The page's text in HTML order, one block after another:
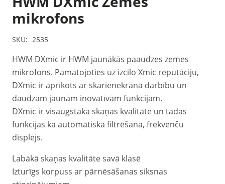
mikrofons
SKU: 2535
HWM DXmic ir HWM jaunākās paaudzes zemes
mikrofons. Pamatojoties uz izcilo Xmic reputāciju,
DXmic ir aprīkots ar skārienekrāna darbību un
daudzām jaunām inovatīvām funkcijām.
DXmic ir visaugstākā skaņas kvalitāte un tādas
funkcijas kā automātiskā filtrēšana, frekvenču
displejs.
Labākā skaņas kvalitāte savā klasē
Izturīgs korpuss ar pārnēsāšanas siksnas